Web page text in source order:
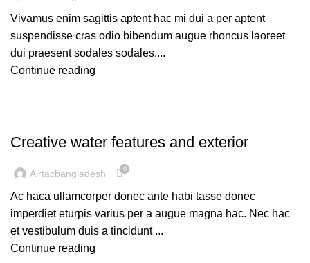
Vivamus enim sagittis aptent hac mi dui a per aptent
suspendisse cras odio bibendum augue rhoncus laoreet
dui praesent sodales sodales....
Continue reading
Creative water features and exterior
Airtacbangladesh 0
Ac haca ullamcorper donec ante habi tasse donec
imperdiet eturpis varius per a augue magna hac. Nec hac
et vestibulum duis a tincidunt ...
Continue reading